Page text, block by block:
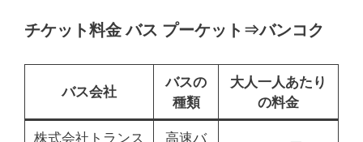
チケット料金 バス プーケット⇒バンコク
バス会社
バスの
種類
大人一人あたり
の料金
株式会社トランス
高速バ